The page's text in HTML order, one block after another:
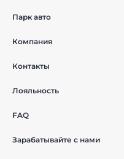
Парк авто
Компания
Контакты
Лояльность
FAQ
Зарабатывайте с нами